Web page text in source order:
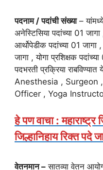
पदनाम / पदांची संख्या–
अनेस्टिसिया पदांच्या 01
आर्थोपेडीक पदांच्या 01 जागा
जागा , योगा प्रशिक्षक
पदभरती प्रक्रिया
Anesthesia , Surgeon
Officer , Yoga
हे पण वाचा : महाराष्ट्र
जिल्हानिहाय रिक्त पदे
वेतनमान – सातव्या वेतन